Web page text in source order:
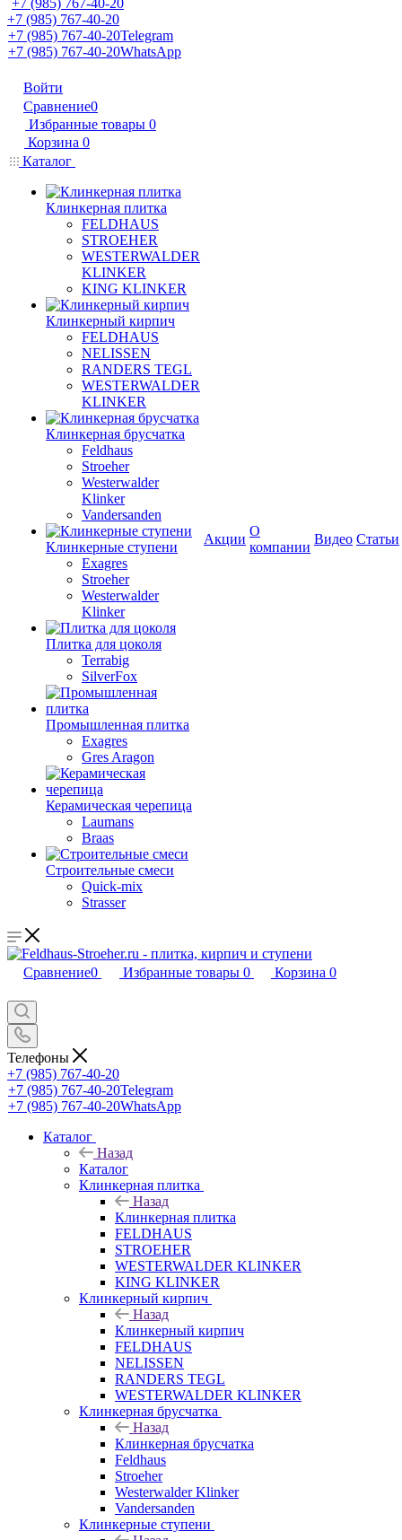
+7 (985) 767-40-20
+7 (985) 767-40-20
+7 (985) 767-40-20Telegram
+7 (985) 767-40-20WhatsApp
Войти
Сравнение0
Избранные товары 0
Корзина 0
Каталог
Клинкерная плитка
FELDHAUS
STROEHER
WESTERWALDER
KLINKER
KING KLINKER
Клинкерный кирпич
FELDHAUS
NELISSEN
RANDERS TEGL
WESTERWALDER
KLINKER
Клинкерная брусчатка
Feldhaus
Stroeher
Westerwalder
Klinker
Vandersanden
Клинкерные ступени
Exagres
Stroeher
Westerwalder
Klinker
Плитка для цоколя
Terrabig
SilverFox
Промышленная плитка
Exagres
Gres Aragon
Керамическая черепица
Laumans
Braas
Строительные смеси
Quick-mix
Strasser
Акции
О
компании
Видео Статьи
Сравнение0 Избранные товары 0 Корзина 0
Телефоны
+7 (985) 767-40-20
+7 (985) 767-40-20Telegram
+7 (985) 767-40-20WhatsApp
Каталог
Назад
Каталог
Клинкерная плитка
Назад
Клинкерная плитка
FELDHAUS
STROEHER
WESTERWALDER KLINKER
KING KLINKER
Клинкерный кирпич
Назад
Клинкерный кирпич
FELDHAUS
NELISSEN
RANDERS TEGL
WESTERWALDER KLINKER
Клинкерная брусчатка
Назад
Клинкерная брусчатка
Feldhaus
Stroeher
Westerwalder Klinker
Vandersanden
Клинкерные ступени